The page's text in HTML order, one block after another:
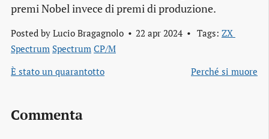
premi Nobel invece di premi di produzione.
Posted by Lucio Bragagnolo 22 apr 2024 Tags: ZX
Spectrum Spectrum CP/M
È stato un quarantotto
Perché si muore
Commenta